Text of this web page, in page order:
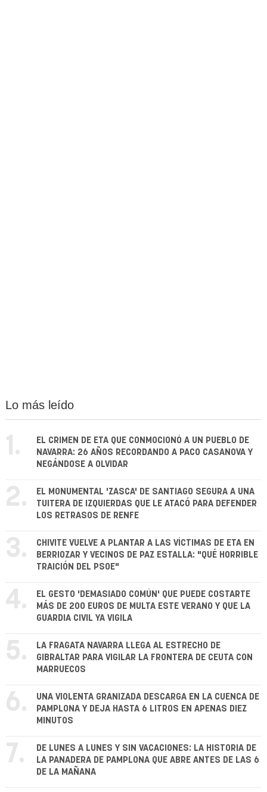
Lo más leído
1.
EL CRIMEN DE ETA QUE CONMOCIONÓ A UN PUEBLO DE
NAVARRA: 26 AÑOS RECORDANDO A PACO CASANOVA Y
NEGÁNDOSE A OLVIDAR
2.
EL MONUMENTAL 'ZASCA' DE SANTIAGO SEGURA A UNA
TUITERA DE IZQUIERDAS QUE LE ATACÓ PARA DEFENDER
LOS RETRASOS DE RENFE
3.
CHIVITE VUELVE A PLANTAR A LAS VÍCTIMAS DE ETA EN
BERRIOZAR Y VECINOS DE PAZ ESTALLA: "QUÉ HORRIBLE
TRAICIÓN DEL PSOE"
4.
EL GESTO 'DEMASIADO COMÚN' QUE PUEDE COSTARTE
MÁS DE 200 EUROS DE MULTA ESTE VERANO Y QUE LA
GUARDIA CIVIL YA VIGILA
5.
LA FRAGATA NAVARRA LLEGA AL ESTRECHO DE
GIBRALTAR PARA VIGILAR LA FRONTERA DE CEUTA CON
MARRUECOS
6.
UNA VIOLENTA GRANIZADA DESCARGA EN LA CUENCA DE
PAMPLONA Y DEJA HASTA 6 LITROS EN APENAS DIEZ
MINUTOS
7.
DE LUNES A LUNES Y SIN VACACIONES: LA HISTORIA DE
LA PANADERA DE PAMPLONA QUE ABRE ANTES DE LAS 6
DE LA MAÑANA